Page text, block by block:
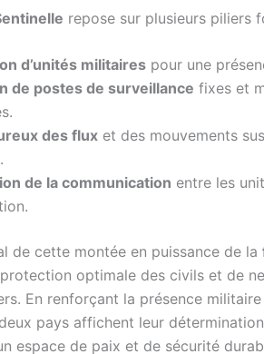
repose sur plusieurs piliers
d’unités militaires pour une
de postes de surveillance fixes et
des flux et des mouvements
de la communication entre les
de cette montée en puissance de la
optimale des civils et de
En renforçant la présence
deux pays affichent leur
espace de paix et de sécurité